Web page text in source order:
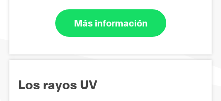
Más información
Los rayos UV